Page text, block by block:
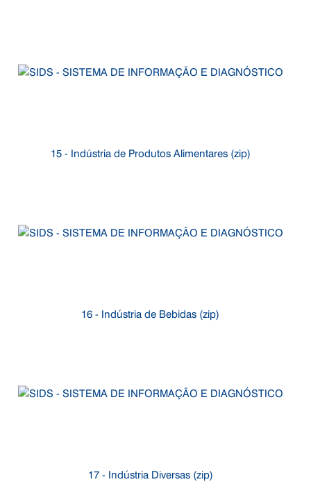
15 - Indústria de Produtos Alimentares (zip)
16 - Indústria de Bebidas (zip)
17 - Indústria Diversas (zip)